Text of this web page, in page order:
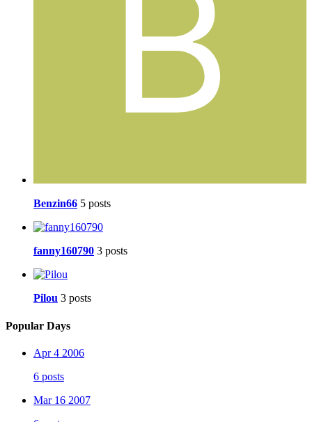
Benzin66 5 posts
fanny160790 3 posts
Pilou 3 posts
Popular Days
Apr 4 2006
6 posts
Mar 16 2007